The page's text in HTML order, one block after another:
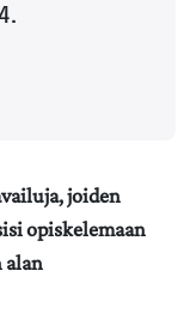
joiden
opiskelemaan
alan